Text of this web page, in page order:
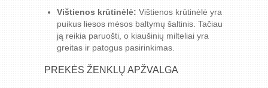
Vištienos krūtinėlė: Vištienos krūtinėlė yra
puikus liesos mėsos baltymų šaltinis. Tačiau
ją reikia paruošti, o kiaušinių milteliai yra
greitas ir patogus pasirinkimas.
PREKĖS ŽENKLŲ APŽVALGA